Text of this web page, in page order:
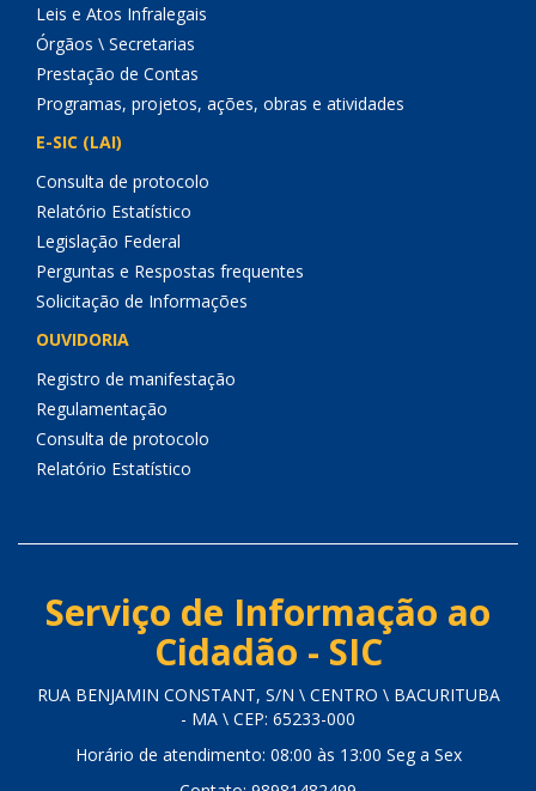
Leis e Atos Infralegais
Órgãos \ Secretarias
Prestação de Contas
Programas, projetos, ações, obras e atividades
E-SIC (LAI)
Consulta de protocolo
Relatório Estatístico
Legislação Federal
Perguntas e Respostas frequentes
Solicitação de Informações
OUVIDORIA
Registro de manifestação
Regulamentação
Consulta de protocolo
Relatório Estatístico
Serviço de Informação ao
Cidadão - SIC
RUA BENJAMIN CONSTANT, S/N \ CENTRO \ BACURITUBA
- MA \ CEP: 65233-000
Horário de atendimento: 08:00 às 13:00 Seg a Sex